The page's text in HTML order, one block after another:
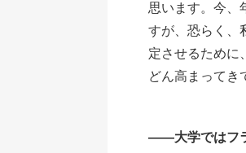
思います。今、
すが、恐らく、
定させるために
どん高まってき
――大学ではフ